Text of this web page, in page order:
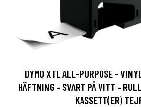
DYMO XTL ALL-PURPOSE -
HÄFTNING - SVART PÅ VITT -
KASSETT(ER)